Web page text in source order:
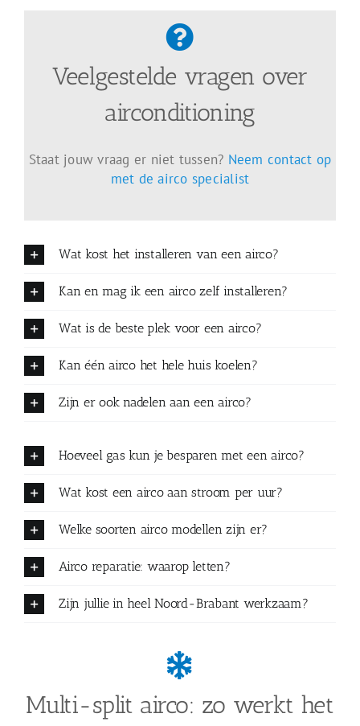
Veelgestelde vragen over
airconditioning
Staat jouw vraag er niet tussen? Neem contact op
met de airco specialist
Wat kost het installeren van een airco?
Kan en mag ik een airco zelf installeren?
Wat is de beste plek voor een airco?
Kan één airco het hele huis koelen?
Zijn er ook nadelen aan een airco?
Hoeveel gas kun je besparen met een airco?
Wat kost een airco aan stroom per uur?
Welke soorten airco modellen zijn er?
Airco reparatie: waarop letten?
Zijn jullie in heel Noord-Brabant werkzaam?
Multi-split airco: zo werkt het